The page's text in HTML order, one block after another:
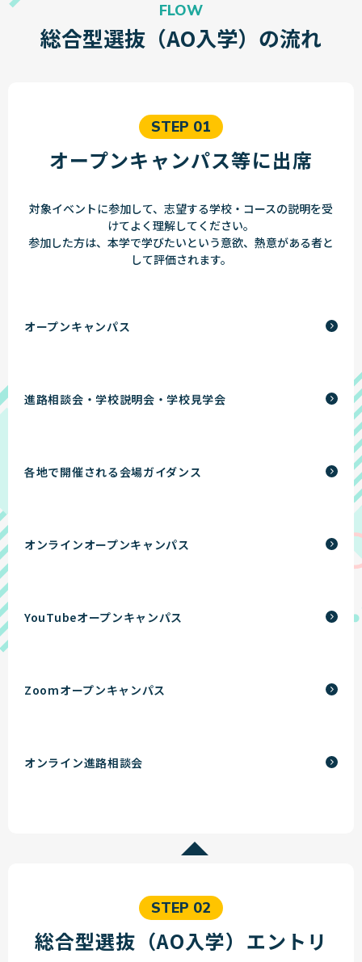
総合型選抜（AO入学）の流れ
FLOW
STEP 01
オープンキャンパス等に出席
対象イベントに参加して、志望する学校・コースの説明を受
けてよく理解してください。
参加した方は、本学で学びたいという意欲、熱意がある者と
して評価されます。
オープンキャンパス
進路相談会・学校説明会・学校見学会
各地で開催される会場ガイダンス
オンラインオープンキャンパス
YouTubeオープンキャンパス
Zoomオープンキャンパス
オンライン進路相談会
STEP 02
総合型選抜（AO入学）エントリ